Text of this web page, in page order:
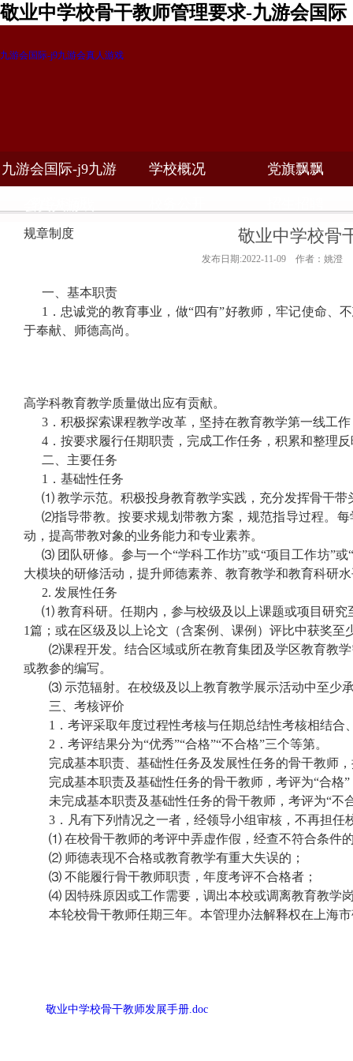
敬业中学校骨干教师管理要求-九游会国际
九游会国际-j9九游会真人游戏
九游会国际-j9九游 学校概况 党旗飘飘
规章制度 敬业中学校骨
发布日期:2022-11-09 作者：姚澄
一、基本职责
1 ．忠诚党的教育事业，做“四有”好教师，牢记使命、
于奉献、师德高尚。
高学科教育教学质量做出应有贡献。
3．积极探索课程教学改革，坚持在教育教学第一线工
4．按要求履行任期职责，完成工作任务，积累和整理
二、主要任务
1 ．基础性任务
⑴ 教学示范。积极投身教育教学实践，充分发挥骨干
⑵指导带教。按要求规划带教方案，规范指导过程。
动，提高带教对象的业务能力和专业素养。
⑶ 团队研修。参与一个“学科工作坊”或“项目工作坊”
大模块的研修活动，提升师德素养、教育教学和教育科研
2. 发展性任务
⑴ 教育科研。任期内，参与校级及以上课题或项目研究
1篇；或在区级及以上论文（含案例、课例）评比中获奖至
⑵课程开发。结合区域或所在教育集团及学区教育教
或教参的编写。
⑶ 示范辐射。在校级及以上教育教学展示活动中至少
三、考核评价
1 ．考评采取年度过程性考核与任期总结性考核相结
2 ．考评结果分为“优秀”“合格”“不合格”三个等第。
完成基本职责、基础性任务及发展性任务的骨干教师
完成基本职责及基础性任务的骨干教师，考评为“合格
未完成基本职责及基础性任务的骨干教师，考评为“不
3 ．凡有下列情况之一者，经领导小组审核，不再担任
⑴ 在校骨干教师的考评中弄虚作假，经查不符合条件
⑵ 师德表现不合格或教育教学有重大失误的；
⑶ 不能履行骨干教师职责，年度考评不合格者；
⑷ 因特殊原因或工作需要，调出本校或调离教育教学
本轮校骨干教师任期三年。本管理办法解释权在上海
敬业中学校骨干教师发展手册.doc